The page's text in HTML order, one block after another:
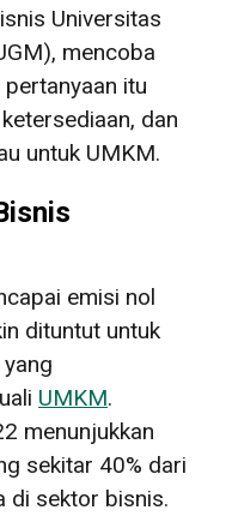
Universitas
mencoba
itu
dan
untuk UMKM.
emisi nol
dituntut untuk
UMKM.
menunjukkan
sekitar 40% dari
di sektor bisnis.